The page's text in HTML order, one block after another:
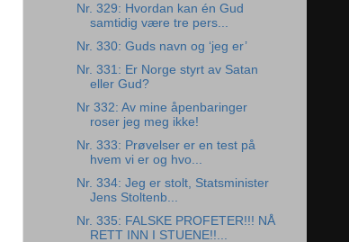
Nr. 329: Hvordan kan én Gud
samtidig være tre pers...
Nr. 330: Guds navn og ‘jeg er’
Nr. 331: Er Norge styrt av Satan
eller Gud?
Nr 332: Av mine åpenbaringer
roser jeg meg ikke!
Nr. 333: Prøvelser er en test på
hvem vi er og hvo...
Nr. 334: Jeg er stolt, Statsminister
Jens Stoltenb...
Nr. 335: FALSKE PROFETER!!! NÅ
RETT INN I STUENE!!...